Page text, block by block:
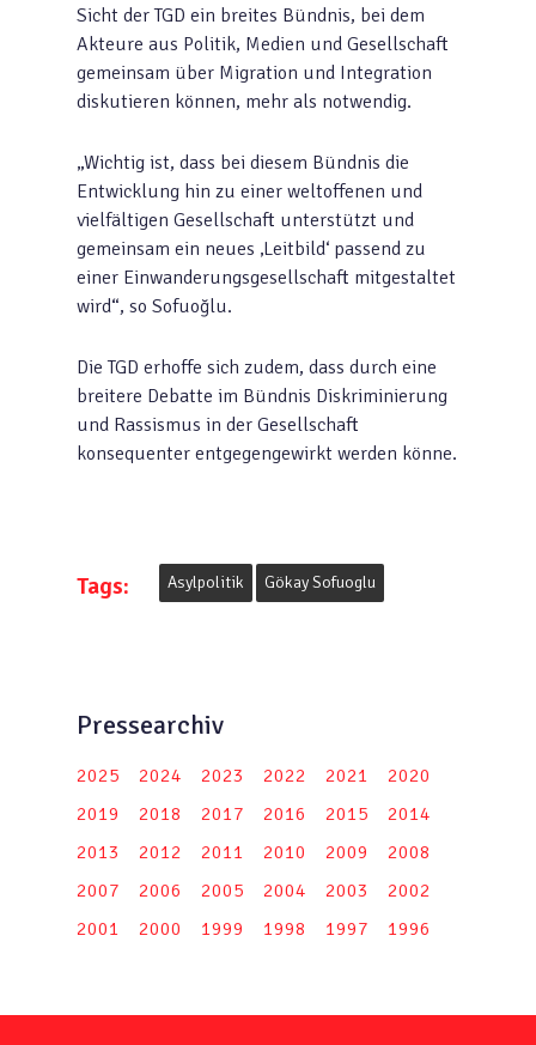
Sicht der TGD ein breites Bündnis, bei dem
Akteure aus Politik, Medien und Gesellschaft
gemeinsam über Migration und Integration
diskutieren können, mehr als notwendig.
„Wichtig ist, dass bei diesem Bündnis die
Entwicklung hin zu einer weltoffenen und
vielfältigen Gesellschaft unterstützt und
gemeinsam ein neues ‚Leitbild‘ passend zu
einer Einwanderungsgesellschaft mitgestaltet
wird“, so Sofuoğlu.
Die TGD erhoffe sich zudem, dass durch eine
breitere Debatte im Bündnis Diskriminierung
und Rassismus in der Gesellschaft
konsequenter entgegengewirkt werden könne.
Tags: Asylpolitik Gökay Sofuoglu
Pressearchiv
2025 2024 2023 2022 2021
2020
2019
2018 2017 2016 2015
2014
2013
2012 2011 2010 2009
2008
2007
2006 2005 2004 2003
2002
2001
2000 1999 1998 1997 1996